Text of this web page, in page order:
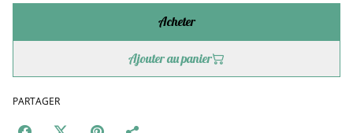
Acheter
Ajouter au panier
PARTAGER